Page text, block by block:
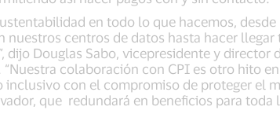
en todo lo que hacemos,
nuestros centros de datos hasta hacer llegar
dijo Douglas Sabo, vicepresidente y director
colaboración con CPI es otro hito
con el compromiso de proteger el
que redundará en beneficios para toda